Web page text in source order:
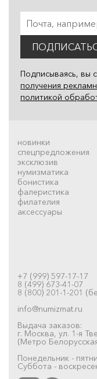
Подписываясь, вы
получения
политикой
новинки
спецпредложения
эксклюзив
нумизматика
бонистика
фалеристика
филателия
аксессуары
+7 (999) 597-17-17
8 (499) 673-41-07
8 (800) 201-1-201
info@numizmat.ru
Выдача заказов:
г. Москва, ул. 1-я
(Метро
Понедельник -
Суббота -